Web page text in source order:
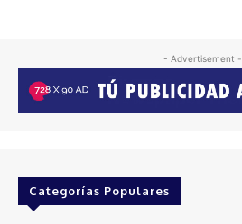
- Advertisement -
Categorías Populares